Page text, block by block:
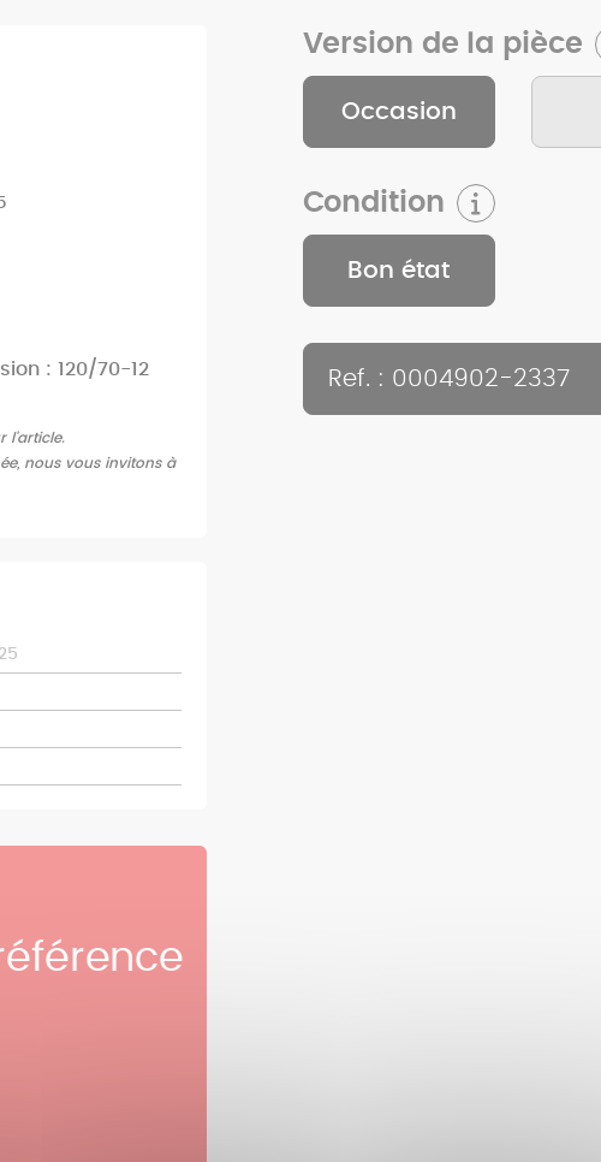
Version de la pièce
Occasion
Condition
Bon état
Ref. : 0004902-2337
: 120/70-12
l'article.
nous vous invitons à